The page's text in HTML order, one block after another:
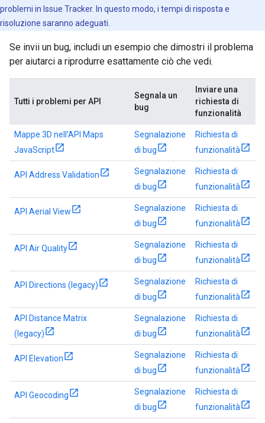
problemi in Issue Tracker. In questo modo, i tempi di risposta e
risoluzione saranno adeguati.
Se invii un bug, includi un esempio che dimostri il problema
per aiutarci a riprodurre esattamente ciò che vedi.
Tutti i problemi per API
Segnala un
bug
Inviare una
richiesta di
funzionalità
Mappe 3D nell'API Maps
JavaScript
Segnalazione
di bug
Richiesta di
funzionalità
API Address Validation
Segnalazione
di bug
Richiesta di
funzionalità
API Aerial View
Segnalazione
di bug
Richiesta di
funzionalità
API Air Quality
Segnalazione
di bug
Richiesta di
funzionalità
API Directions (legacy)
Segnalazione
di bug
Richiesta di
funzionalità
API Distance Matrix
(legacy)
Segnalazione
di bug
Richiesta di
funzionalità
API Elevation
Segnalazione
di bug
Richiesta di
funzionalità
API Geocoding
Segnalazione
di bug
Richiesta di
funzionalità